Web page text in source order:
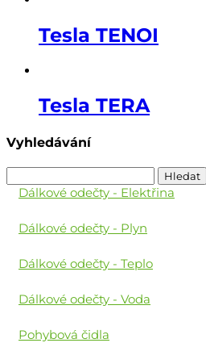
Tesla TENOI
Tesla TERA
Vyhledávání
Dálkové odečty - Elektřina
Dálkové odečty - Plyn
Dálkové odečty - Teplo
Dálkové odečty - Voda
Pohybová čidla